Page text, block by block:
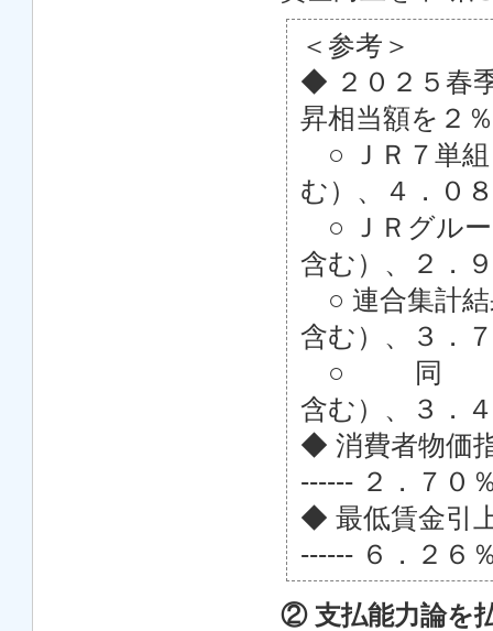
＜参考＞
◆ ２０２５春
昇相当額を２
○ ＪＲ７単組
む）、４．０
○ ＪＲグルー
含む）、２．
○ 連合集計結
含む）、３．
○ 同 （300
含む）、３．
◆ 消費者物価
------ ２．７０
◆ 最低賃金引
------ ６．２６
② 支払能力論を